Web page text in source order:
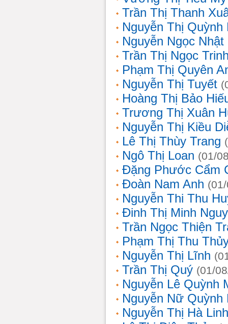
Trần Thị Thanh
Nguyễn Thị Quỳnh
Nguyễn Ngọc Nhật
Trần Thị Ngọc
Phạm Thị Quyên
Nguyễn Thị Tuyết
Hoàng Thị Bảo
Trương Thị Xuân
Nguyễn Thị Kiều
Lê Thị Thùy Trang
Ngô Thị Loan (01/
Đặng Phước Cẩm
Đoàn Nam Anh
Nguyễn Thi Thu
Đinh Thị Minh
Trần Ngọc Thiện
Phạm Thị Thu
Nguyễn Thị Lĩnh
Trần Thị Quý (01/
Nguyễn Lê Quỳnh
Nguyễn Nữ
Nguyễn Thị Hà Linh